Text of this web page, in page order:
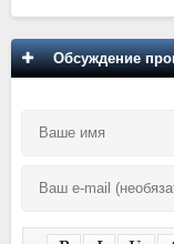
Обсуждение